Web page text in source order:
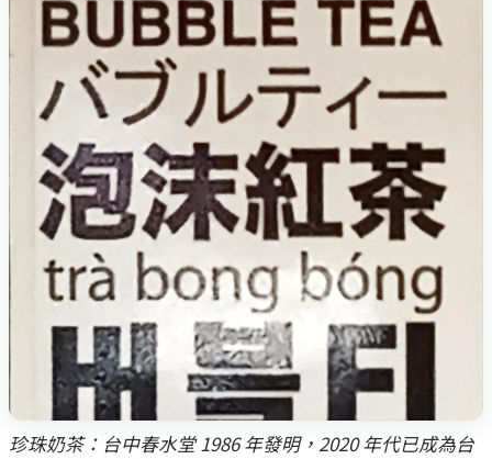
珍珠奶茶：台中春水堂 1986 年發明，2020 年代已成為台